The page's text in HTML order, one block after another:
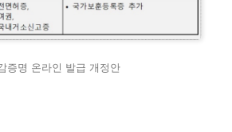
증명 온라인 발급 개정안